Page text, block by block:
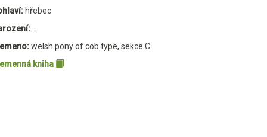
hřebec
welsh pony of cob type, sekce C
kniha